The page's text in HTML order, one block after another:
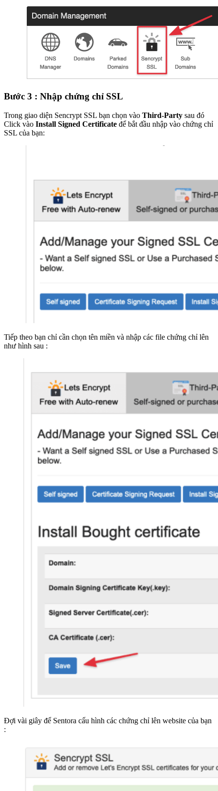
Bước 3 : Nhập chứng chỉ SSL
Trong giao diện Sencrypt SSL bạn chọn vào Third-Party sau đó
Click vào Install Signed Certificate để bắt đầu nhập vào chứng chỉ
SSL của bạn:
Tiếp theo bạn chỉ cần chọn tên miền và nhập các file chứng chỉ lên
như hình sau :
Đợi vài giây để Sentora cấu hình các chứng chỉ lên website của bạn
: